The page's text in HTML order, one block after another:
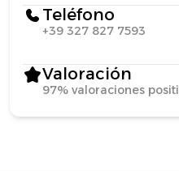
Teléfono
+39 327 827 7593
Valoración
97% valoraciones